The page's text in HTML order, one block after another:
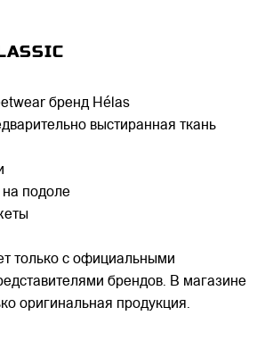
бренд Hélas
выстиранная ткань
на подоле
только с официальными
брендов. В магазине
оригинальная продукция.